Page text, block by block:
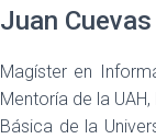
Juan Cuevas
Magíster en
Mentoría de la
Básica de la